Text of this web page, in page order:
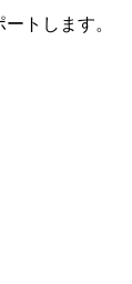
トします。